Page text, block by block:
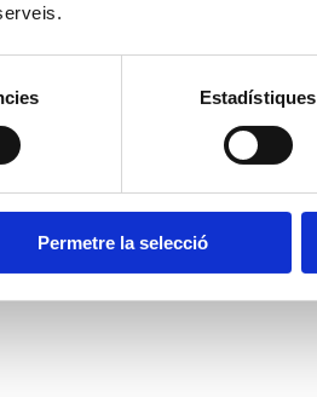
Estadístiques
Permetre la selecció